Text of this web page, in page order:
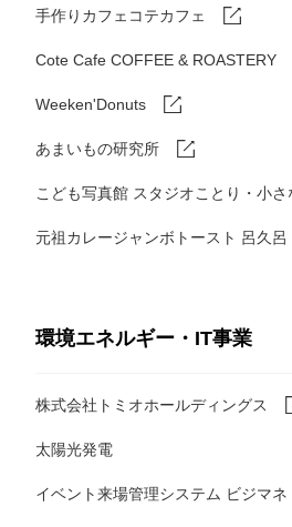
手作りカフェコテカフェ
Cote Cafe COFFEE & ROASTERY
Weeken'Donuts
あまいもの研究所
こども写真館 スタジオことり・小
元祖カレージャンボトースト 呂久呂
環境エネルギー・IT事業
株式会社トミオホールディングス
太陽光発電
イベント来場管理システム ビジマネ